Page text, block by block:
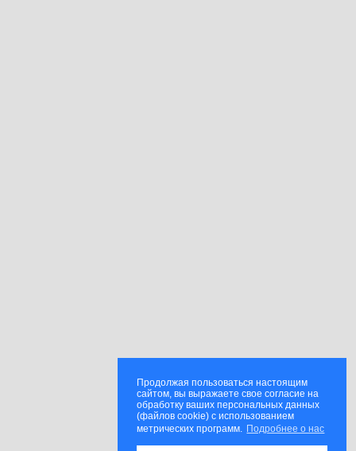
Продолжая пользоваться настоящим
сайтом, вы выражаете свое согласие на
обработку ваших персональных данных
(файлов cookie) с использованием
метрических программ. Подробнее о нас